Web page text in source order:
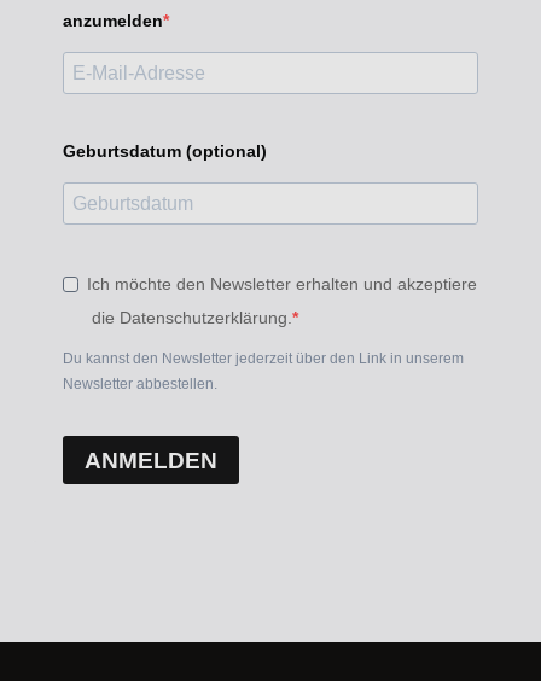
anzumelden
Geburtsdatum (optional)
Ich möchte den Newsletter erhalten und akzeptiere
die Datenschutzerklärung.
Du kannst den Newsletter jederzeit über den Link in unserem
Newsletter abbestellen.
ANMELDEN